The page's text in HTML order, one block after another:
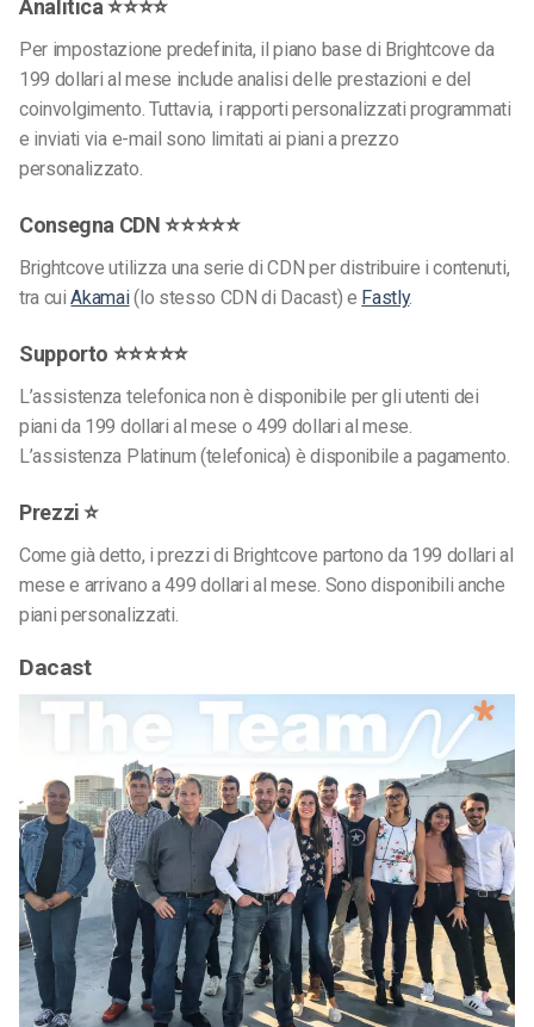
Analitica ⭐⭐⭐⭐
Per impostazione predefinita, il piano base di Brightcove da
199 dollari al mese include analisi delle prestazioni e del
coinvolgimento. Tuttavia, i rapporti personalizzati programmati
e inviati via e-mail sono limitati ai piani a prezzo
personalizzato.
Consegna CDN ⭐⭐⭐⭐⭐
Brightcove utilizza una serie di CDN per distribuire i contenuti,
tra cuiAkamai(lo stesso CDN di Dacast) e Fastly.
Supporto ⭐⭐⭐⭐⭐
L’assistenza telefonica non è disponibile per gli utenti dei
piani da 199 dollari al mese o 499 dollari al mese.
L’assistenza Platinum (telefonica) è disponibile a pagamento.
Prezzi ⭐
Come già detto, i prezzi di Brightcove partono da 199 dollari al
mese e arrivano a 499 dollari al mese. Sono disponibili anche
piani personalizzati.
Dacast